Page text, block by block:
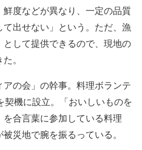
度などが異なり、一定の品質
出せない」という。ただ、漁
して提供できるので、現地の
。
の会」の幹事。料理ボランテ
契機に設立。「おいしいものを
合言葉に参加している料理
災地で腕を振るっている。